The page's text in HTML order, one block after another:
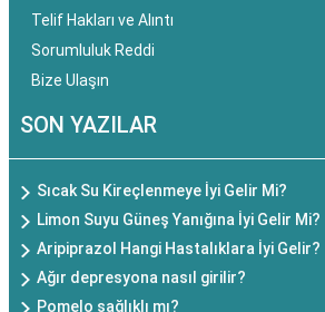
Telif Hakları ve Alıntı
Sorumluluk Reddi
Bize Ulaşın
SON YAZILAR
Sıcak Su Kireçlenmeye İyi Gelir Mi?
Limon Suyu Güneş Yanığına İyi Gelir Mi?
Aripiprazol Hangi Hastalıklara İyi Gelir?
Ağır depresyona nasıl girilir?
Pomelo sağlıklı mı?